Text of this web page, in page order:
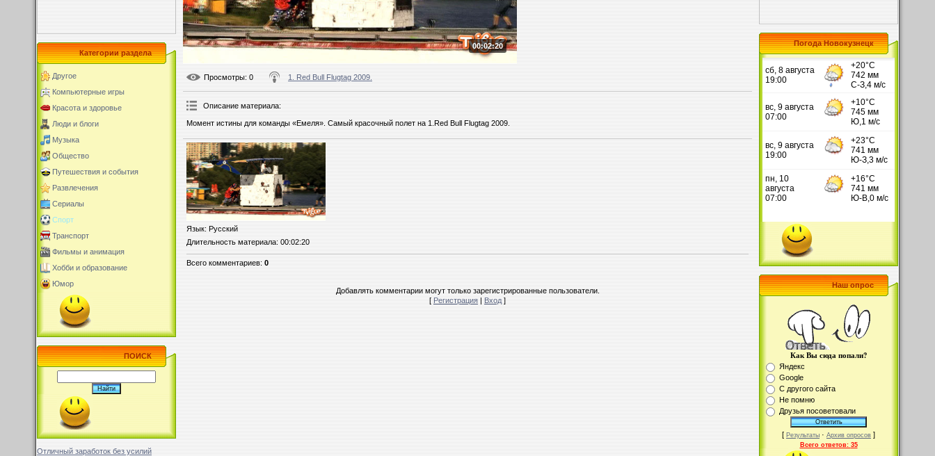
Категории раздела
Другое
Компьютерные игры
Красота и здоровье
Люди и блоги
Музыка
Общество
Путешествия и события
Развлечения
Сериалы
Спорт
Транспорт
Фильмы и анимация
Хобби и образование
Юмор
ПОИСК
Отличный заработок без усилий
00:02:20
Просмотры: 0 1. Red Bull Flugtag 2009.
Описание материала:
Момент истины для команды «Емеля». Самый красочный полет на 1.Red Bull Flugtag 2009.
Язык: Русский
Длительность материала: 00:02:20
Всего комментариев:0
Добавлять комментарии могут только зарегистрированные пользователи.
[Регистрация|Вход]
Погода Новокузнецк
Наш опрос
Как Вы сюда попали?
Яндекс
Google
С другого сайта
Не помню
Друзья посоветовали
[ Результаты · Архив опросов ]
Всего ответов: 35